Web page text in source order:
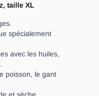
taille XL
spécialement
avec les huiles,
poisson, le gant